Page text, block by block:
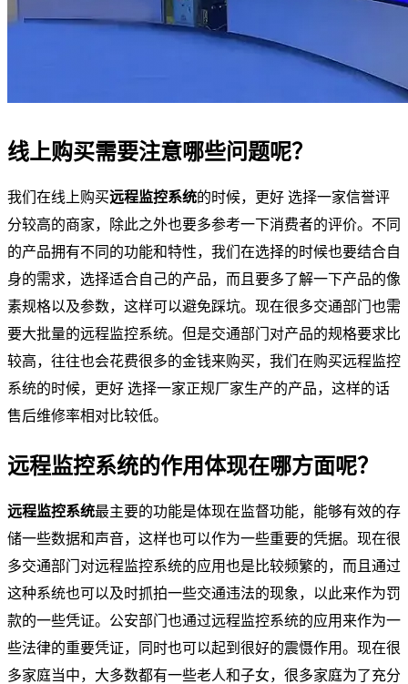
线上购买需要注意哪些问题呢？
我们在线上购买远程监控系统的时候，更好 选择一家信誉评
分较高的商家，除此之外也要多参考一下消费者的评价。不同
的产品拥有不同的功能和特性，我们在选择的时候也要结合自
身的需求，选择适合自己的产品，而且要多了解一下产品的像
素规格以及参数，这样可以避免踩坑。现在很多交通部门也需
要大批量的远程监控系统。但是交通部门对产品的规格要求比
较高，往往也会花费很多的金钱来购买，我们在购买远程监控
系统的时候，更好 选择一家正规厂家生产的产品，这样的话
售后维修率相对比较低。
远程监控系统的作用体现在哪方面呢？
远程监控系统最主要的功能是体现在监督功能，能够有效的存
储一些数据和声音，这样也可以作为一些重要的凭据。现在很
多交通部门对远程监控系统的应用也是比较频繁的，而且通过
这种系统也可以及时抓拍一些交通违法的现象，以此来作为罚
款的一些凭证。公安部门也通过远程监控系统的应用来作为一
些法律的重要凭证，同时也可以起到很好的震慑作用。现在很
多家庭当中，大多数都有一些老人和子女，很多家庭为了充分